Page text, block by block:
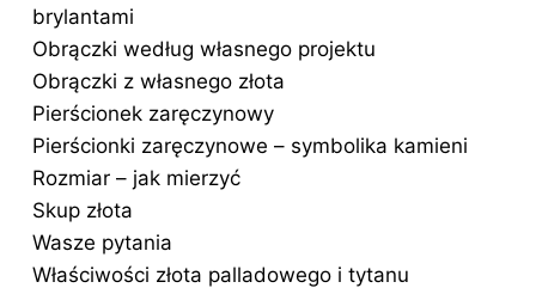
brylantami
Obrączki według własnego projektu
Obrączki z własnego złota
Pierścionek zaręczynowy
Pierścionki zaręczynowe – symbolika kamieni
Rozmiar – jak mierzyć
Skup złota
Wasze pytania
Właściwości złota palladowego i tytanu